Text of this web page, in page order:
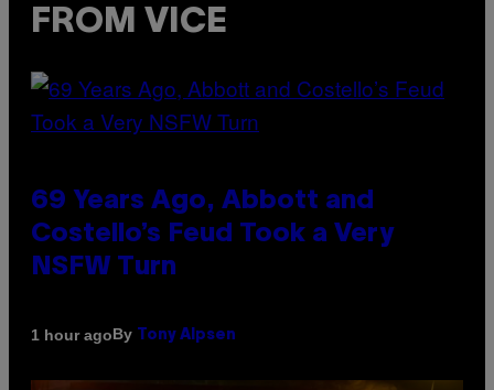
FROM VICE
69 Years Ago, Abbott and
Costello’s Feud Took a Very
NSFW Turn
1 hour agoBy Tony Alpsen